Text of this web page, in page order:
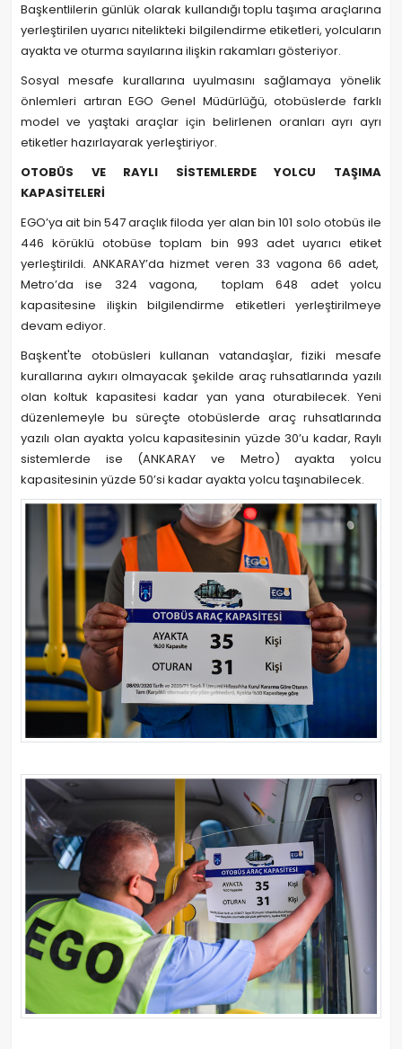
Başkentlilerin günlük olarak kullandığı toplu taşıma araçlarına
yerleştirilen uyarıcı nitelikteki bilgilendirme etiketleri, yolcuların
ayakta ve oturma sayılarına ilişkin rakamları gösteriyor.
Sosyal mesafe kurallarına uyulmasını sağlamaya yönelik
önlemleri artıran EGO Genel Müdürlüğü, otobüslerde farklı
model ve yaştaki araçlar için belirlenen oranları ayrı ayrı
etiketler hazırlayarak yerleştiriyor.
OTOBÜS VE RAYLI SİSTEMLERDE YOLCU TAŞIMA
KAPASİTELERİ
EGO’ya ait bin 547 araçlık filoda yer alan bin 101 solo otobüs ile
446 körüklü otobüse toplam bin 993 adet uyarıcı etiket
yerleştirildi. ANKARAY’da hizmet veren 33 vagona 66 adet,
Metro’da ise 324 vagona, toplam 648 adet yolcu
kapasitesine ilişkin bilgilendirme etiketleri yerleştirilmeye
devam ediyor.
Başkent'te otobüsleri kullanan vatandaşlar, fiziki mesafe
kurallarına aykırı olmayacak şekilde araç ruhsatlarında yazılı
olan koltuk kapasitesi kadar yan yana oturabilecek. Yeni
düzenlemeyle bu süreçte otobüslerde araç ruhsatlarında
yazılı olan ayakta yolcu kapasitesinin yüzde 30’u kadar, Raylı
sistemlerde ise (ANKARAY ve Metro) ayakta yolcu
kapasitesinin yüzde 50’si kadar ayakta yolcu taşınabilecek.